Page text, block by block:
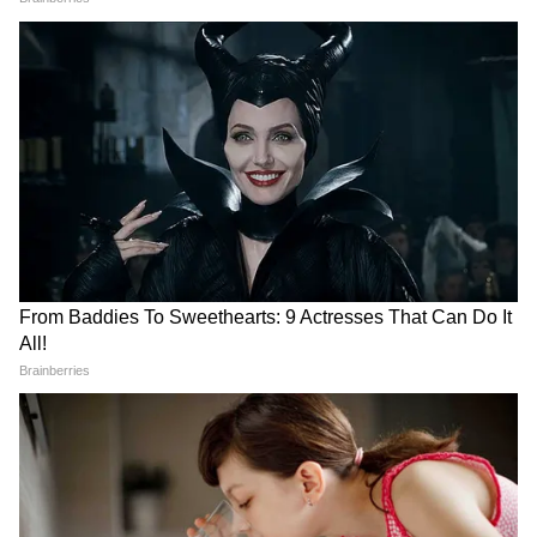
ममता समर्थक गुट ने लगाए गंभीर आरोप
ममता बनर्जी समर्थक वरिष्ठ नेता कुनाल घोष जब
मुख्यालय पहुंचे तो गेट पर ताला लगा होने के कारण अंदर
प्रवेश नहीं कर सके। उन्होंने आरोप लगाया कि मुख्यालय
पर कब्जा राज्य प्रशासन और पुलिस की सहमति से कराया
गया है।
कुनाल घोष ने यह भी कहा कि बागी गुट के नेता निर्दलीय
उम्मीदवार के रूप में नहीं चुने गए थे, इसलिए वे खुद को
असली TMC नहीं बता सकते। फिलहाल, दोनों गुटों के
बीच राजनीतिक और कानूनी टकराव तेज होता दिख रहा
है।
चुनाव आयोग में दावा, अब आगे क्या होगा?
DOWNLOAD APP
RECOMMENDED STORIES